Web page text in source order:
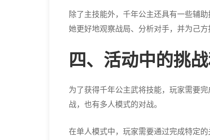
除了主技能外，千年公主还具有一些辅
她更好地观察战局、分析对手，并为己方
四、活动中的挑
为了获得千年公主武将技能，玩家需要
战，也有多人模式的对战。
在单人模式中，玩家需要通过完成特定